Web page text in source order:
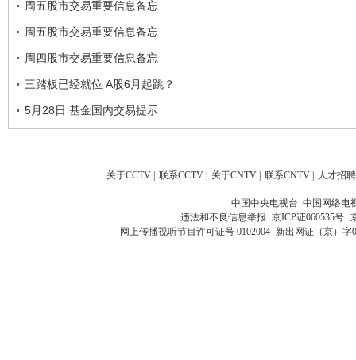
周五股市交易重要信息备忘
周五股市交易重要信息备忘
周四股市交易重要信息备忘
三踏板已经就位 A股6月起跳？
5月28日 基金国内交易提示
关于CCTV | 联系CCTV | 关于CNTV | 联系CNTV | 人才招聘
中国中央电视台 中国网络电
违法和不良信息举报 京ICP证060535号
网上传播视听节目许可证号 0102004 新出网证（京）